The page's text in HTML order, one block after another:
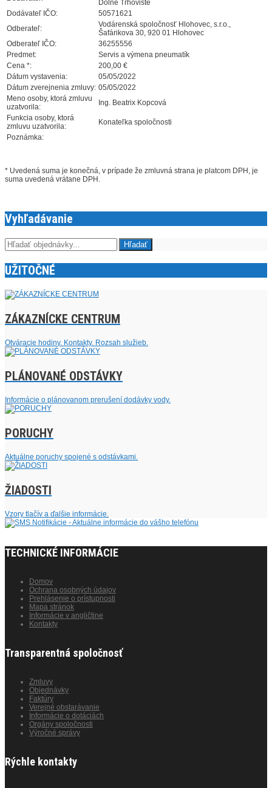
Dolné Trhovište
Dodávateľ IČO:
50571621
Odberateľ:
Vodárenská spoločnosť Hlohovec, s.r.o.,
Šafárikova 30, 920 01 Hlohovec
Odberateľ IČO:
36255556
Predmet:
Servis a výmena pneumatík
Cena *:
200,00 €
Dátum vystavenia:
05/05/2022
Dátum zverejnenia zmluvy: 05/05/2022
Meno osoby, ktorá zmluvu
uzatvorila:
Ing. Beatrix Kopcová
Funkcia osoby, ktorá
zmluvu uzatvorila:
Konateľka spoločnosti
Poznámka:
* Uvedená suma je konečná, v prípade že zmluvná strana je platcom DPH, je
suma uvedená vrátane DPH.
Vyhľadávanie
UŽITOČNÉ
ZÁKAZNÍCKE CENTRUM
Otváracie hodiny. Kontakty. Rozsah služieb.
PLÁNOVANÉ ODSTÁVKY
Informácie o plánovanom prerušení dodávky vody.
PORUCHY
Aktuálne poruchy spojené s odstávkami.
ŽIADOSTI
Vzory tlačív a ďalšie informácie.
TECHNICKÉ INFORMÁCIE
Domov
Ochrana osobných údajov
Prehlásenie o prístupnosti
Mapa stránok
Informácie v angličtine
Kontakty
Transparentná spoločnosť
Zmluvy
Objednávky
Faktúry
Verejné obstarávanie
Informácie o dotáciách
Orgány spoločnosti
Výročné správy
Rýchle kontakty